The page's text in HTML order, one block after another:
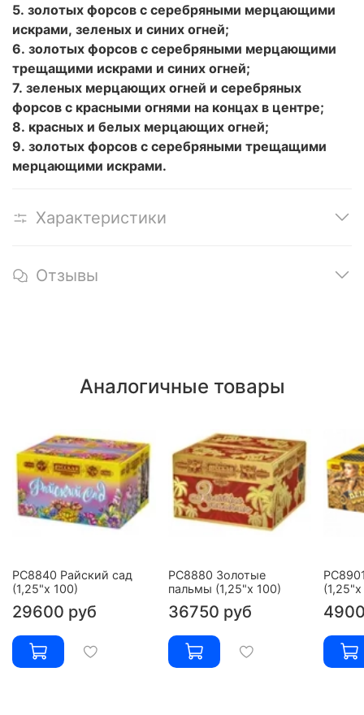
5. золотых форсов с серебряными мерцающими
искрами, зеленых и синих огней;
6. золотых форсов с серебряными мерцающими
трещащими искрами и синих огней;
7. зеленых мерцающих огней и серебряных
форсов с красными огнями на концах в центре;
8. красных и белых мерцающих огней;
9. золотых форсов с серебряными трещащими
мерцающими искрами.
Характеристики
Отзывы
Аналогичные товары
РС8840 Райский сад
(1,25"х 100)
29600 руб
РС8880 Золотые
пальмы (1,25"х 100)
36750 руб